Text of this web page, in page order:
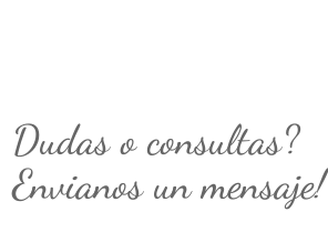
Dudas o consultas?
Envianos un mensaje!